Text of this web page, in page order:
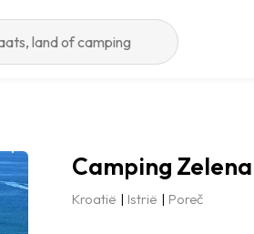
Camping
Kroatië Istrië Poreč